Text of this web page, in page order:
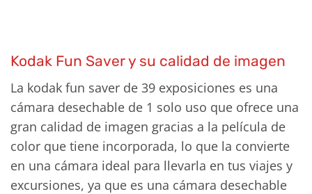
Kodak Fun Saver y su calidad de imagen
La kodak fun saver de 39 exposiciones es una
cámara desechable de 1 solo uso que ofrece una
gran calidad de imagen gracias a la película de
color que tiene incorporada, lo que la convierte
en una cámara ideal para llevarla en tus viajes y
excursiones, ya que es una cámara desechable